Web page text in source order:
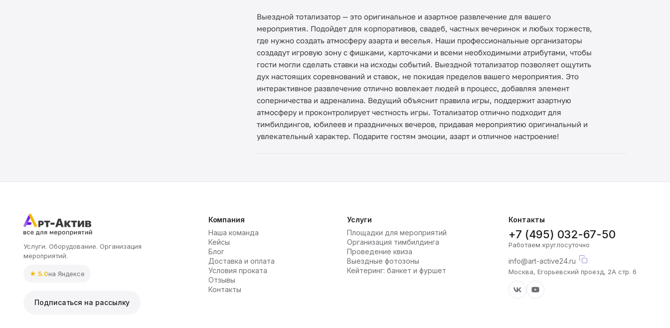
Выездной тотализатор — это оригинальное и азартное развлечение для вашего
мероприятия. Подойдет для корпоративов, свадеб, частных вечеринок и любых торжеств,
где нужно создать атмосферу азарта и веселья. Наши профессиональные организаторы
создадут игровую зону с фишками, карточками и всеми необходимыми атрибутами, чтобы
гости могли сделать ставки на исходы событий. Выездной тотализатор позволяет ощутить
дух настоящих соревнований и ставок, не покидая пределов вашего мероприятия. Это
интерактивное развлечение отлично вовлекает людей в процесс, добавляя элемент
соперничества и адреналина. Ведущий объяснит правила игры, поддержит азартную
атмосферу и проконтролирует честность игры. Тотализатор отлично подходит для
тимбилдингов, юбилеев и праздничных вечеров, придавая мероприятию оригинальный и
увлекательный характер. Подарите гостям эмоции, азарт и отличное настроение!
Услуги. Оборудование. Организация
мероприятий.
★ 5.0на Яндексе
Подписаться на рассылку
Компания
Наша команда
Кейсы
Блог
Доставка и оплата
Условия проката
Отзывы
Контакты
Услуги
Площадки для мероприятий
Организация тимбилдинга
Проведение квиза
Выездные фотозоны
Кейтеринг: банкет и фуршет
Контакты
+7 (495) 032-67-50
Работаем круглосуточно
info@art-active24.ru
Москва, Егорьевский проезд, 2А стр. 6